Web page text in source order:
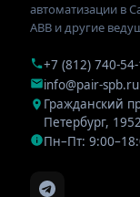
автоматизации в
ABB и другие
+7 (812) 740-
info@pair-spb.ru
Гражданский
Петербург,
Пн–Пт: